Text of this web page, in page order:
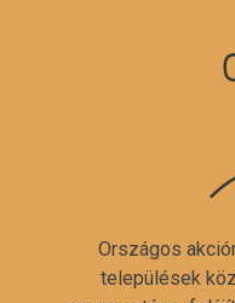
Országos
települések